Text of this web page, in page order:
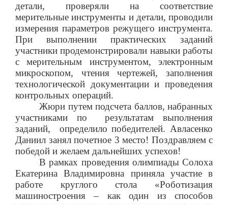
детали, проверяли на соответствие
мерительные инструменты и детали, проводили
измерения параметров режущего инструмента.
При выполнении практических заданий
участники продемонстрировали навыки работы
с мерительным инструментом, электронным
микроскопом, чтения чертежей, заполнения
технологической документации и проведения
контрольных операций.
Жюри путем подсчета баллов, набранных
участниками по
результатам выполнения
заданий,
определило победителей. Авласенко
Даниил занял почетное 3 место! Поздравляем с
победой и желаем дальнейших успехов!
В рамках проведения олимпиады Солоха
Екатерина Владимировна приняла участие в
работе круглого стола «Роботизация
машиностроения – как один из способов